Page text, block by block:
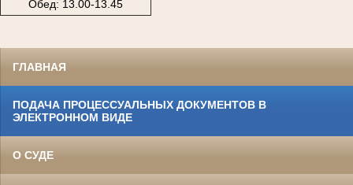
Обед: 13.00-13.45
ГЛАВНАЯ
ПОДАЧА ПРОЦЕССУАЛЬНЫХ ДОКУМЕНТОВ В
ЭЛЕКТРОННОМ ВИДЕ
О СУДЕ